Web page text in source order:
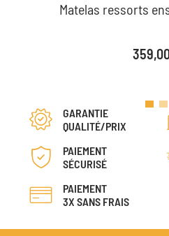
Matelas ressorts
Prix
GARANTIE
QUALITÉ/PRIX
PAIEMENT
SÉCURISÉ
PAIEMENT
3X SANS FRAIS